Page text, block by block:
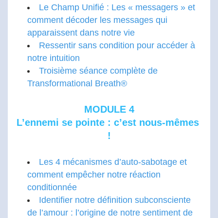
Le Champ Unifié : Les « messagers » et
comment décoder les messages qui
apparaissent dans notre vie
Ressentir sans condition pour accéder à
notre intuition
Troisième séance complète de
Transformational Breath®
MODULE 4
L’ennemi se pointe : c’est nous-mêmes
!
Les 4 mécanismes d’auto-sabotage et
comment empêcher notre réaction
conditionnée
Identifier notre définition subconsciente
de l’amour : l’origine de notre sentiment de